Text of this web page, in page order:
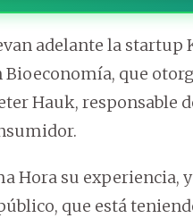
adelante la
que
Hauk, responsable
Hora su experiencia,
que está